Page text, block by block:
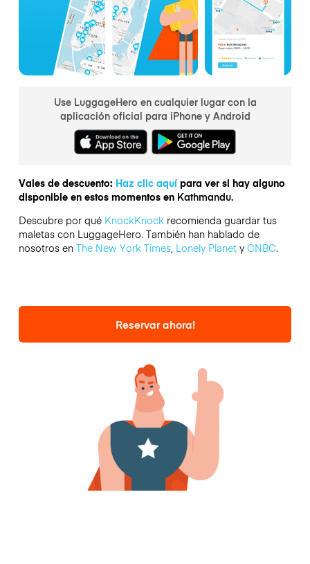
Use LuggageHero en cualquier lugar con la
aplicación oficial para iPhone y Android
Vales de descuento: Haz clic aquípara ver si hay alguno
disponible en estos momentos en Kathmandu.
Descubre por qué KnockKnockrecomienda guardar tus
maletas con LuggageHero. También han hablado de
nosotros en The New York Times, Lonely Planety CNBC.
Reservar ahora!